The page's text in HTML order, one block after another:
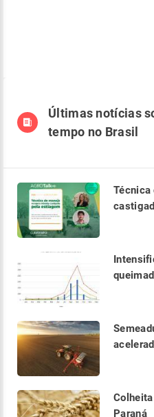
Últimas notícias
tempo no Brasil
Técnica
Paraná